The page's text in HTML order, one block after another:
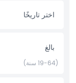
مجموعة غنية من
أمبروزّيانا، وهي جزء
أمبروزّيانا مسبقًا
هذا المعرض يشبه
سواء كنت من محبي
اختر تاريخًا
بالغ
(19-64 سنة)